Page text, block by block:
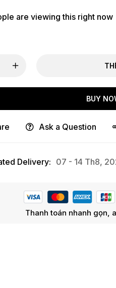
are viewing this right now
BUY
Ask a Question
Delivery: 07 - 14 Th8,
Thanh toán nhanh gọn,